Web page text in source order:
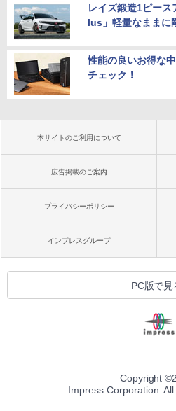
レイズ鍛造1ピー
lus」軽量なままに
性能の良いお得な
チェック！
本サイトのご利用について
広告掲載のご案内
プライバシーポリシー
インプレスグループ
PC版で見
Copyright ©
Impress Corporation.